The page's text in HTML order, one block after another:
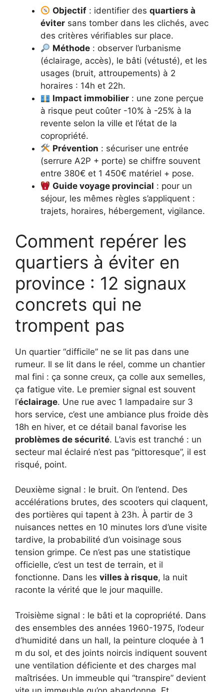
Objectif : identifier desquartiers à
éviter sans tomber dans les clichés, avec
des critères vérifiables sur place.
Méthode : observer l’urbanisme
(éclairage, accès), le bâti (vétusté), et les
usages (bruit, attroupements) à 2
horaires : 14h et 22h.
Impact immobilier : une zone perçue
à risque peut coûter -10% à -25% à la
revente selon la ville et l’état de la
copropriété.
Prévention : sécuriser une entrée
(serrure A2P + porte) se chiffre souvent
entre 380€ et 1 450€ matériel + pose.
Guide voyage provincial : pour un
séjour, les mêmes règles s’appliquent :
trajets, horaires, hébergement, vigilance.
Comment repérer les
quartiers à éviter en
province : 12 signaux
concrets qui ne
trompent pas
Un quartier “difficile” ne se lit pas dans une
rumeur. Il se lit dans le réel, comme un chantier
mal fini : ça sonne creux, ça colle aux semelles,
ça fatigue vite. Le premier signal est souvent
l’éclairage. Une rue avec 1 lampadaire sur 3
hors service, c’est une ambiance plus froide dès
18h en hiver, et ce détail banal favorise les
problèmes de sécurité. L’avis est tranché : un
secteur mal éclairé n’est pas “pittoresque”, il est
risqué, point.
Deuxième signal : le bruit. On l’entend. Des
accélérations brutes, des scooters qui claquent,
des portières qui tapent à 23h. À partir de 3
nuisances nettes en 10 minutes lors d’une visite
tardive, la probabilité d’un voisinage sous
tension grimpe. Ce n’est pas une statistique
officielle, c’est un test de terrain, et il
fonctionne. Dans les villes à risque, la nuit
raconte la vérité que le jour maquille.
Troisième signal : le bâti et la copropriété. Dans
des ensembles des années 1960-1975, l’odeur
d’humidité dans un hall, la peinture cloquée à 1
m du sol, et des joints noircis indiquent souvent
une ventilation déficiente et des charges mal
maîtrisées. Un immeuble qui “transpire” devient